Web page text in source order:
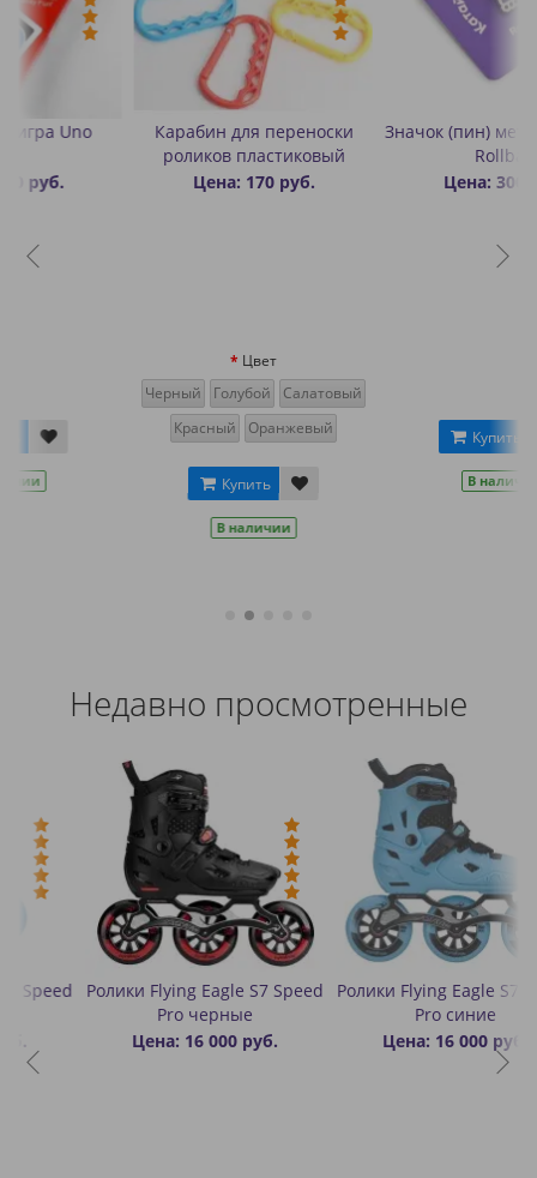
Карабин для переноски
роликов пластиковый
Цена: 170 руб.
Голубой Салатовый
Оранжевый
Значок (пин) металлический
Цена: 300 руб.
Недавно просмотренные
Ролики Flying Eagle S7 Speed
Pro черные
Цена: 16 000 руб.
Ролики Flying Eagle S7 Speed
Pro синие
Цена: 16 000 руб.